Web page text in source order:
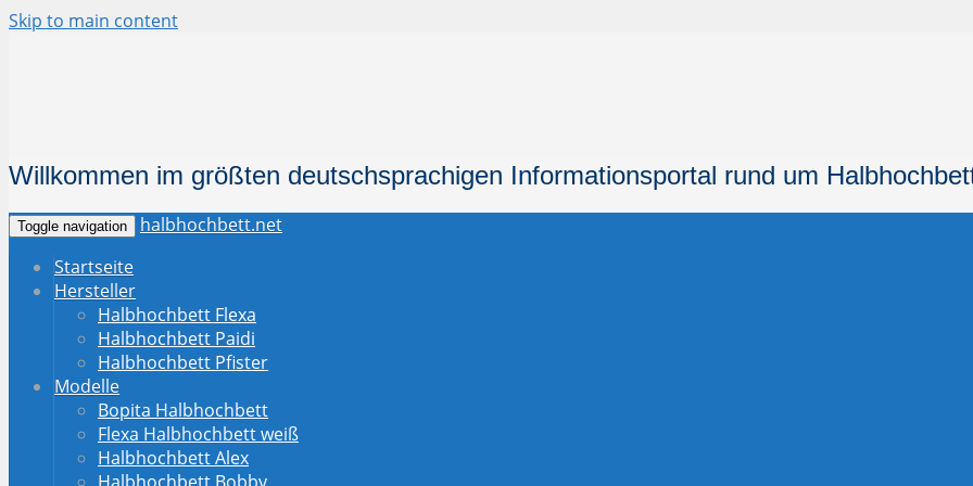
Skip to main content
Willkommen im größten deutschsprachigen Informationsportal rund um
Toggle navigation
halbhochbett.net
Startseite
Hersteller
Halbhochbett Flexa
Halbhochbett Paidi
Halbhochbett Pfister
Modelle
Bopita Halbhochbett
Flexa Halbhochbett weiß
Halbhochbett Alex